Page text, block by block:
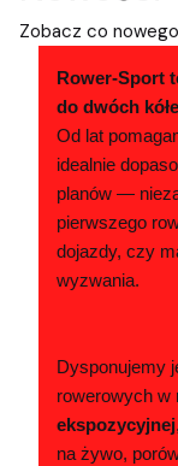
Zobacz co
Rower-Sport
do dwóch
Od lat
idealnie
planów —
pierwszego
dojazdy, czy
wyzwania.
Dysponujemy
rowerowych
ekspozycyjnej
na żywo,